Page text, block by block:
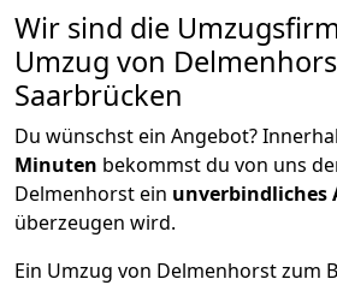
Wir sind die
Umzug von
Saarbrücken
Du wünschst ein Angebot?
Minuten bekommst du von uns
Delmenhorst ein unverbindliches
überzeugen wird.
Ein Umzug von Delmenhorst zum